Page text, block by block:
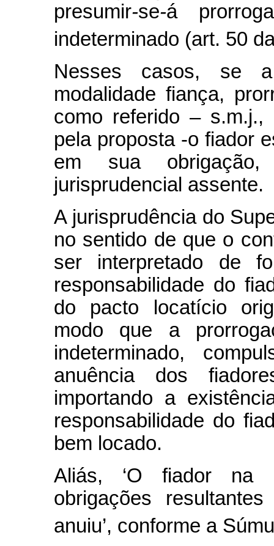
presumir-se-á
indeterminado (art. 50
Nesses casos, se
modalidade fiança,
como referido – s.m.j.,
pela proposta -o fiador
em sua
jurisprudencial assente.
A jurisprudência do
no sentido de que o
ser interpretado de
responsabilidade do
do pacto locatício
modo que a
indeterminado,
anuência dos
importando a
responsabilidade do
bem locado.
Aliás, ‘O fiador na
obrigações
anuiu’, conforme a